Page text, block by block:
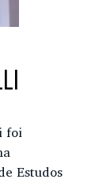
foi
Estudos